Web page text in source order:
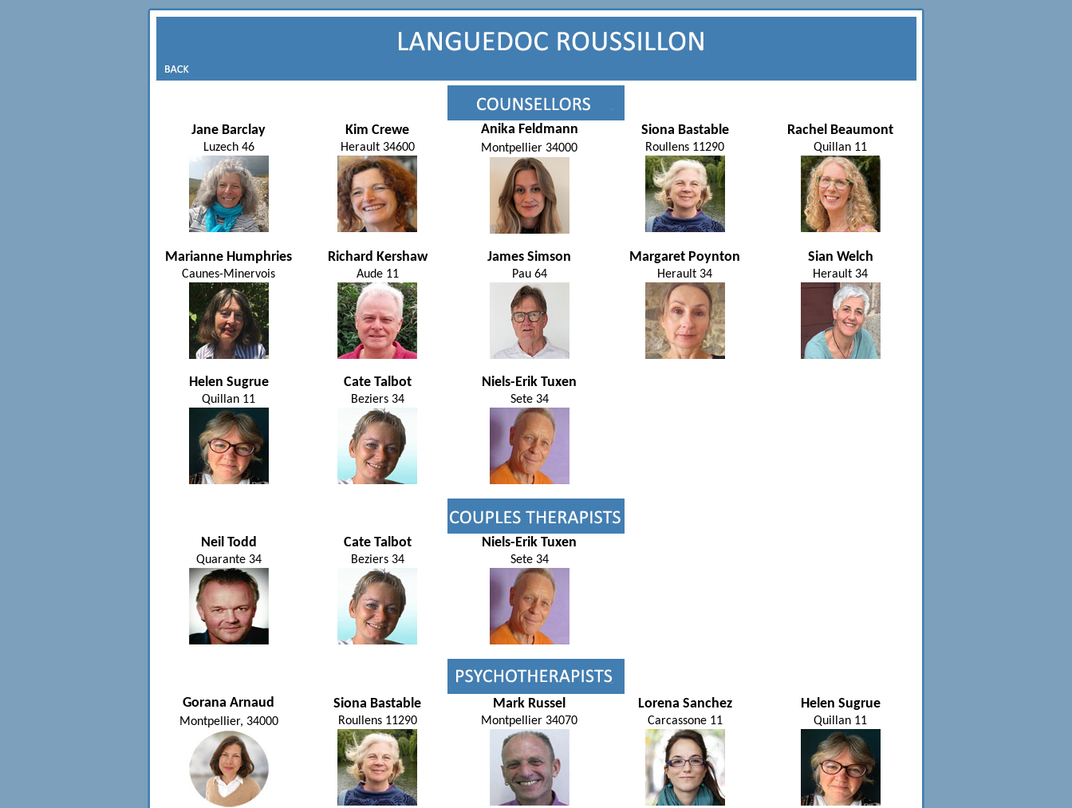
Jane Barclay
Luzech 46
Kim Crewe
Herault 34600
Anika Feldmann
Montpellier 34000
Siona Bastable
Roullens 11290
Rachel Beaumont
Quillan 11
Marianne Humphries
Caunes-Minervois
Richard Kershaw
Aude 11
James Simson
Pau 64
Margaret Poynton
Herault 34
Sian Welch
Herault 34
Helen Sugrue
Quillan 11
Cate Talbot
Beziers 34
Niels-Erik Tuxen
Sete 34
Neil Todd
Quarante 34
Cate Talbot
Beziers 34
Niels-Erik Tuxen
Sete 34
Gorana Arnaud
Montpellier, 34000
Siona Bastable
Roullens 11290
Mark Russel
Montpellier 34070
Lorena Sanchez
Carcassone 11
Helen Sugrue
Quillan 11